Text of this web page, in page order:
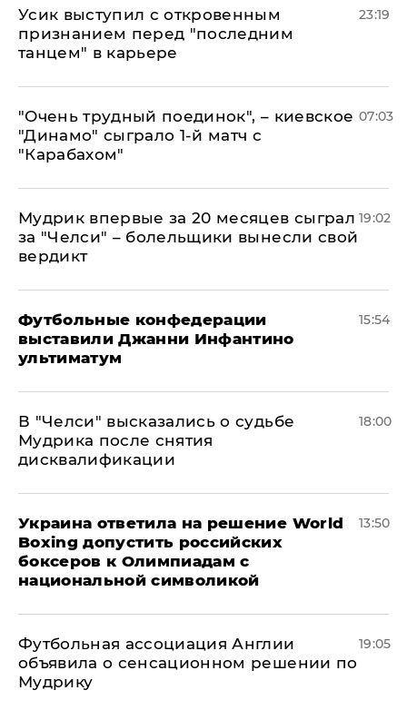
Усик выступил с откровенным
признанием перед "последним
танцем" в карьере
23:19
"Очень трудный поединок", – киевское
"Динамо" сыграло 1-й матч с
"Карабахом"
07:03
Мудрик впервые за 20 месяцев сыграл
за "Челси" – болельщики вынесли свой
вердикт
19:02
Футбольные конфедерации
выставили Джанни Инфантино
ультиматум
15:54
В "Челси" высказались о судьбе
Мудрика после снятия
дисквалификации
18:00
Украина ответила на решение World
Boxing допустить российских
боксеров к Олимпиадам с
национальной символикой
13:50
Футбольная ассоциация Англии
объявила о сенсационном решении по
Мудрику
19:05